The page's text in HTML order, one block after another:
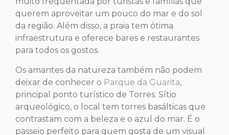
querem aproveitar um pouco do mar e do sol
da região. Além disso, a praia tem ótima
infraestrutura e oferece bares e restaurantes
para todos os gostos.
Os amantes da natureza também não podem
deixar de conhecer o Parque da Guarita,
principal ponto turístico de Torres. Sítio
arqueológico, o local tem torres basálticas que
contrastam com a beleza e o azul do mar. É o
passeio perfeito para quem gosta de um visual